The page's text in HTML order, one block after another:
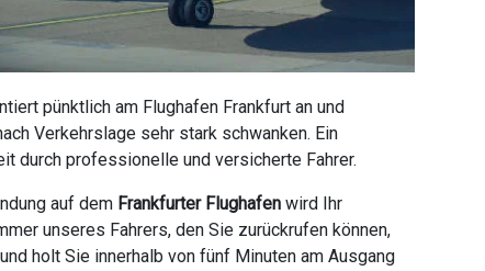
pünktlich am Flughafen Frankfurt an und
Verkehrslage sehr stark schwanken. Ein
durch professionelle und versicherte Fahrer.
auf dem Frankfurter Flughafen wird Ihr
unseres Fahrers, den Sie zurückrufen können,
holt Sie innerhalb von fünf Minuten am Ausgang